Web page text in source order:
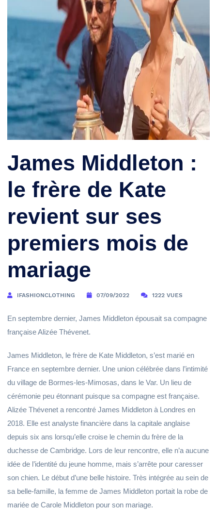
James Middleton :
le frère de Kate
revient sur ses
premiers mois de
mariage
IFASHIONCLOTHING 07/09/2022 1222 VUES
En septembre dernier, James Middleton épousait sa compagne
française Alizée Thévenet.
James Middleton, le frère de Kate Middleton, s’est marié en
France en septembre dernier. Une union célébrée dans l’intimité
du village de Bormes-les-Mimosas, dans le Var. Un lieu de
cérémonie peu étonnant puisque sa compagne est française.
Alizée Thévenet a rencontré James Middleton à Londres en
2018. Elle est analyste financière dans la capitale anglaise
depuis six ans lorsqu’elle croise le chemin du frère de la
duchesse de Cambridge. Lors de leur rencontre, elle n’a aucune
idée de l’identité du jeune homme, mais s’arrête pour caresser
son chien. Le début d’une belle histoire. Très intégrée au sein de
sa belle-famille, la femme de James Middleton portait la robe de
mariée de Carole Middleton pour son mariage.